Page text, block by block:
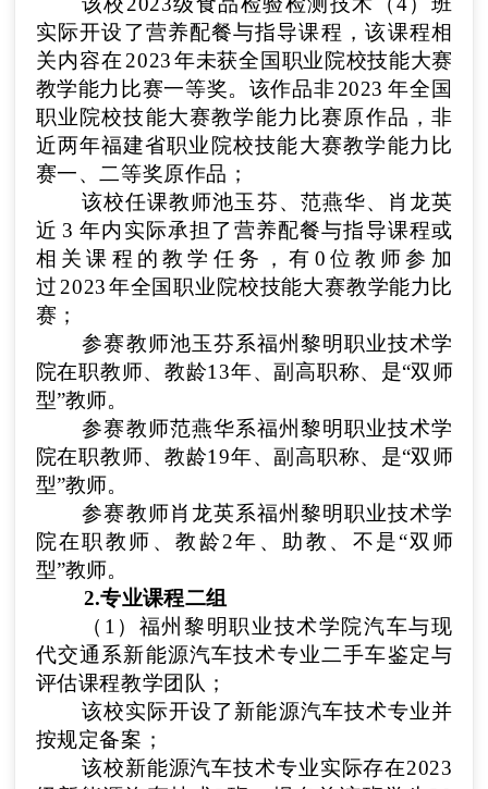
实际开设了营养配餐与指导课程，该课程相
关内容在 2023年未获全国职业院校技能大赛
教学能力比赛一等奖。该作品非2023 年全国
职业院校技能大赛教学能力比赛原作品，非
近两年福建省职业院校技能大赛教学能力比
赛一、二等奖原作品 ；
该校任课教师池玉芬、 范燕华、 肖龙英
近 3 年内实际承担了 营养配餐与指导课程或
相关课程的教学任务，有 0 位教师参加
过 2023年全国职业院校技能大赛教学能力比
赛 ；
参赛教师池玉芬系福州黎明职业技术学
院在职教师、教龄13年、副高职称、 是“双师
型”教师。
参赛教师范燕华系福州黎明职业技术学
院在职教师、教龄19年、副高职称、 是“双师
型”教师。
参赛教师肖龙英系福州黎明职业技术学
院在职教师、教龄2年、助教、不是“双师
型”教师。
2.专业课程二组
（1） 福州黎明职业技术学院汽车与现
代交通系新能源汽车技术专业二手车鉴定与
评估课程教学团队 ；
该校实际开设了 新能源汽车技术专业并
按规定备案 ；
该校新能源汽车技术专业实际存在2023